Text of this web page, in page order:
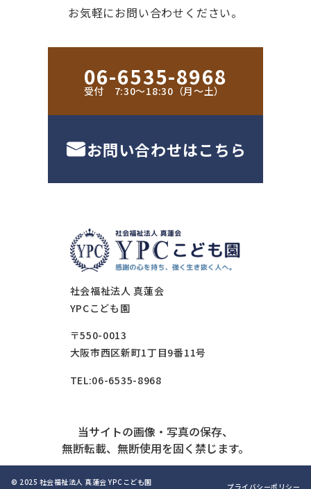
お気軽にお問い合わせください。
06-6535-8968
受付 7:30〜18:30（月〜土）
お問い合わせはこちら
社会福祉法人 真蓮会
YPCこども園
〒550-0013
大阪市西区新町1丁目9番11号
TEL:06-6535-8968
当サイトの画像・写真の保存、
無断転載、無断使用を固く禁じます。
© 2025 社会福祉法人 真蓮会 YPCこども園
プライバシーポリシー